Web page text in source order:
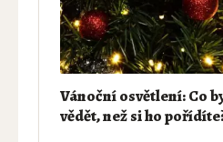
Vánoční osvětlení: Co
vědět, než si ho